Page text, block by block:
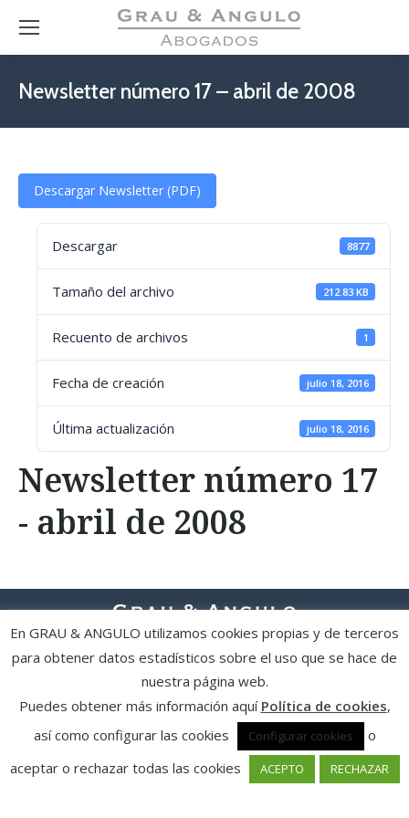
Newsletter número 17 – abril de 2008
Descargar Newsletter (PDF)
Descargar 8877
Tamaño del archivo 212.83 KB
Recuento de archivos 1
Fecha de creación julio 18, 2016
Última actualización julio 18, 2016
Newsletter número 17
- abril de 2008
Política de privacidad y condiciones de uso| Política de cookies|
© Grau & Angulo Abogados
En GRAU & ANGULO utilizamos cookies propias y de terceros
para obtener datos estadísticos sobre el uso que se hace de
nuestra página web.
Puedes obtener más información aquí Política de cookies,
así como configurar las cookies
Configurar cookies
o
aceptar o rechazar todas las cookies
ACEPTO RECHAZAR